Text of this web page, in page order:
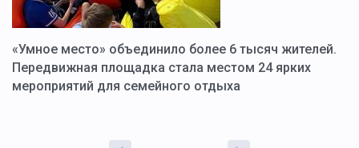
«Умное место» объединило более 6 тысяч жителей.
Передвижная площадка стала местом 24 ярких
мероприятий для семейного отдыха